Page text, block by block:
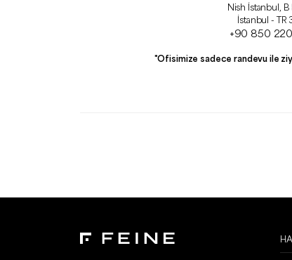
Nish İstanbul, B
İstanbul - TR
+90 850
*Ofisimize sadece randevu ile